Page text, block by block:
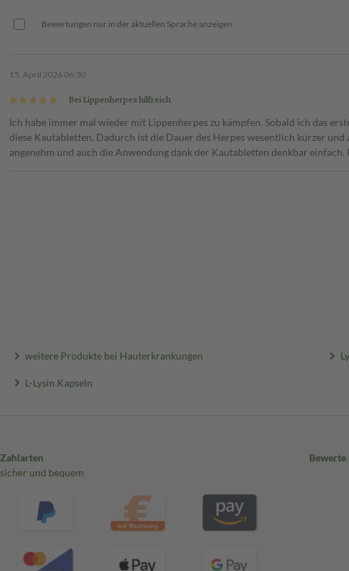
Bewertungen nur in der aktuellen Sprache anzeigen.
15. April 2026 06:30
Bei Lippenherpes hilfreich
Ich habe immer mal wieder mit Lippenherpes zu kämpfen. Sobald ich das
diese Kautabletten. Dadurch ist die Dauer des Herpes wesentlich kürzer
angenehm und auch die Anwendung dank der Kautabletten denkbar
weitere Produkte bei Hauterkrankungen
L-Lysin Kapseln
Zahlarten
sicher und bequem
Bewerte